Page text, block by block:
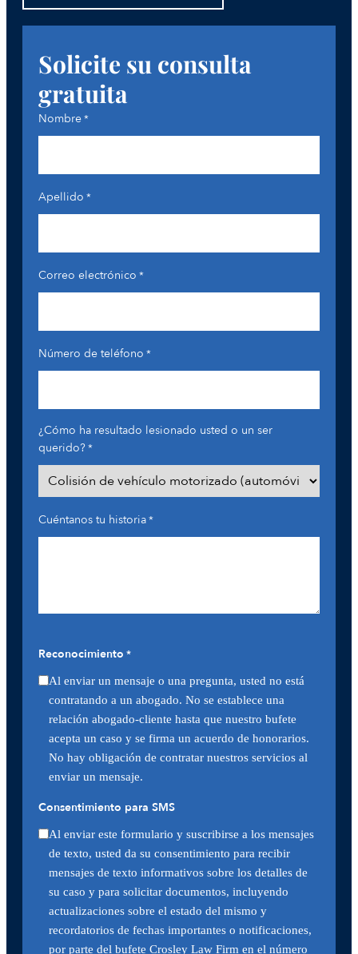
Solicite su consulta
gratuita
Nombre*
Apellido *
Correo electrónico *
Número de teléfono *
¿Cómo ha resultado lesionado usted o un ser
querido?*
Cuéntanos tu historia*
Reconocimiento *
Al enviar un mensaje o una pregunta, usted no está
contratando a un abogado. No se establece una
relación abogado-cliente hasta que nuestro bufete
acepta un caso y se firma un acuerdo de honorarios.
No hay obligación de contratar nuestros servicios al
enviar un mensaje.
Consentimiento para SMS
Al enviar este formulario y suscribirse a los mensajes
de texto, usted da su consentimiento para recibir
mensajes de texto informativos sobre los detalles de
su caso y para solicitar documentos, incluyendo
actualizaciones sobre el estado del mismo y
recordatorios de fechas importantes o notificaciones,
por parte del bufete Crosley Law Firm en el número